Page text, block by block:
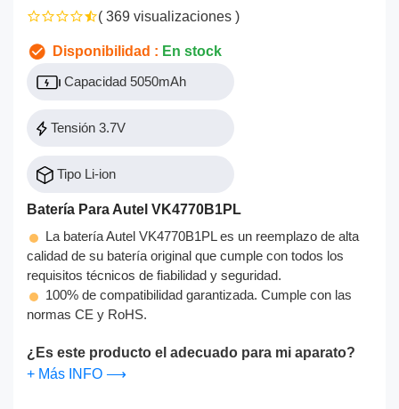
( 369 visualizaciones )
Disponibilidad : En stock
Capacidad 5050mAh
Tensión 3.7V
Tipo Li-ion
Batería Para Autel VK4770B1PL
La batería Autel VK4770B1PL es un reemplazo de alta
calidad de su batería original que cumple con todos los
requisitos técnicos de fiabilidad y seguridad.
100% de compatibilidad garantizada. Cumple con las
normas CE y RoHS.
¿Es este producto el adecuado para mi aparato?
+ Más INFO ⟶